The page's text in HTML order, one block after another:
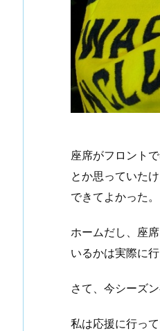
座席がフロント
とか思っていた
できてよかった。
ホームだし、座
いるかは実際に
さて、今シーズ
私は応援に行っ